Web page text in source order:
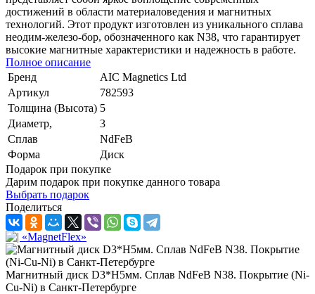
достижений в области материаловедения и магнитных
технологий. Этот продукт изготовлен из уникального сплава
неодим-железо-бор, обозначенного как N38, что гарантирует
высокие магнитные характеристики и надежность в работе.
Полное описание
Бренд
AIC Magnetics Ltd
Артикул
782593
Толщина (Высота) 5
Диаметр,
3
Сплав
NdFeB
Форма
Диск
Подарок при покупке
Дарим подарок при покупке данного товара
Выбрать подарок
Поделиться
Магнитный диск D3*H5мм. Сплав NdFeB N38. Покрытие (Ni-
Cu-Ni) в Санкт-Петербурге